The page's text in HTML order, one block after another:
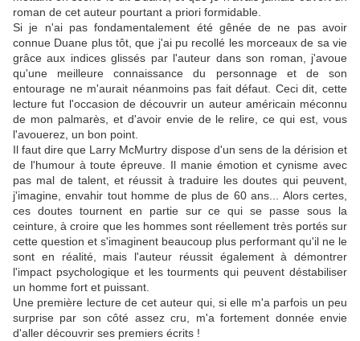
roman de cet auteur pourtant a priori formidable.
Si je n'ai pas fondamentalement été gênée de ne pas avoir
connue Duane plus tôt, que j'ai pu recollé les morceaux de sa vie
grâce aux indices glissés par l'auteur dans son roman, j'avoue
qu'une meilleure connaissance du personnage et de son
entourage ne m'aurait néanmoins pas fait défaut. Ceci dit, cette
lecture fut l'occasion de découvrir un auteur américain méconnu
de mon palmarès, et d'avoir envie de le relire, ce qui est, vous
l'avouerez, un bon point.
Il faut dire que Larry McMurtry dispose d'un sens de la dérision et
de l'humour à toute épreuve. Il manie émotion et cynisme avec
pas mal de talent, et réussit à traduire les doutes qui peuvent,
j'imagine, envahir tout homme de plus de 60 ans... Alors certes,
ces doutes tournent en partie sur ce qui se passe sous la
ceinture, à croire que les hommes sont réellement très portés sur
cette question et s'imaginent beaucoup plus performant qu'il ne le
sont en réalité, mais l'auteur réussit également à démontrer
l'impact psychologique et les tourments qui peuvent déstabiliser
un homme fort et puissant.
Une première lecture de cet auteur qui, si elle m'a parfois un peu
surprise par son côté assez cru, m'a fortement donnée envie
d'aller découvrir ses premiers écrits !